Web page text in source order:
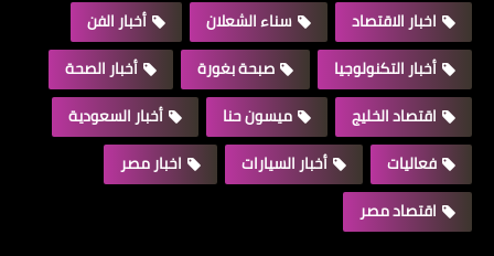
اخبار الاقتصاد
سناء الشعلان
أخبار الفن
أخبار التكنولوجيا
صبحة بغورة
أخبار الصحة
اقتصاد الخليج
ميسون حنا
أخبار السعودية
فعاليات
أخبار السيارات
اخبار مصر
اقتصاد مصر